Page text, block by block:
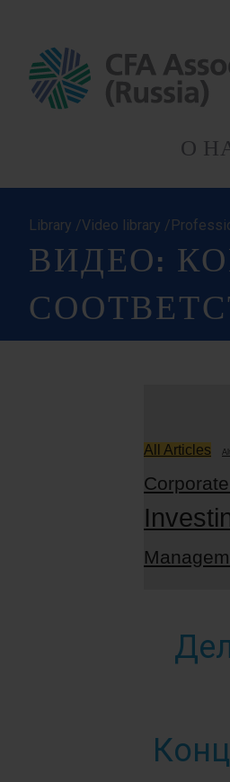
О
Library /Video library /
ВИДЕО:
All Articles